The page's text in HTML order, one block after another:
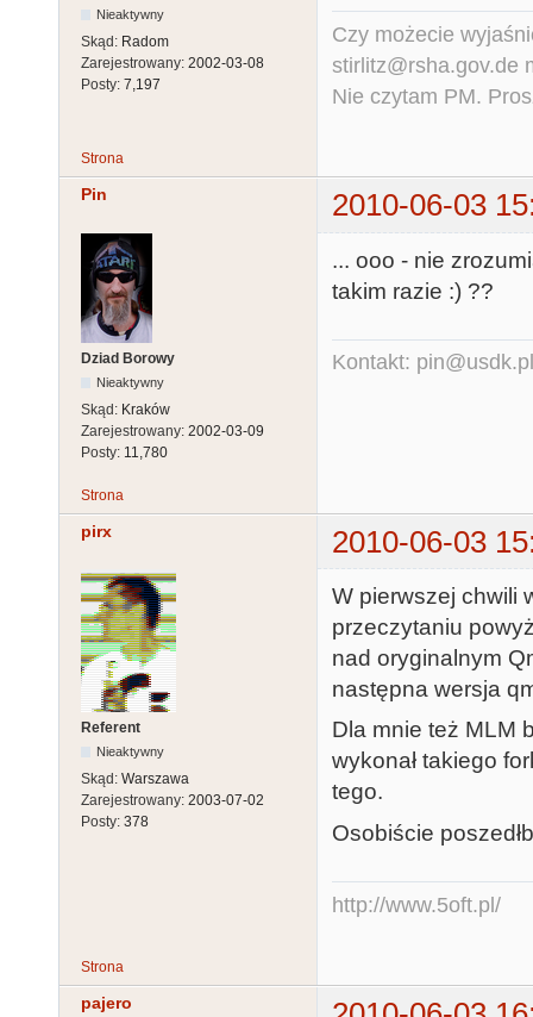
Nieaktywny
Skąd: Radom
Zarejestrowany: 2002-03-08
Posty: 7,197
Czy możecie
stirlitz@rsha.gov.de
Nie czytam PM.
Strona
Pin 2010-06-03
Dziad Borowy
Nieaktywny
Skąd: Kraków
Zarejestrowany: 2002-03-09
Posty: 11,780
... ooo - nie
takim razie :) ??
Kontakt: pin@usdk.pl
Strona
pirx 2010-06-03
Referent
Nieaktywny
Skąd: Warszawa
Zarejestrowany: 2003-07-02
Posty: 378
W pierwszej chwili
przeczytaniu
nad oryginalnym
następna wersja
Dla mnie też MLM
wykonał takiego
tego.
Osobiście
http://www.5oft.pl/
Strona
pajero